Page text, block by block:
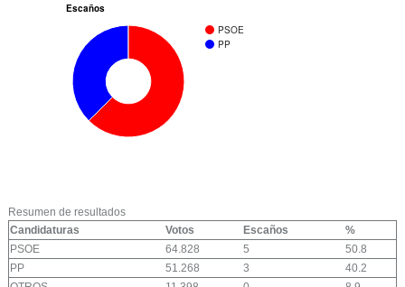
Escaños
PSOE
PP
Resumen de resultados
Candidaturas
Votos Escaños
%
PSOE
64.828 5
50.8
PP
51.268 3
40.2